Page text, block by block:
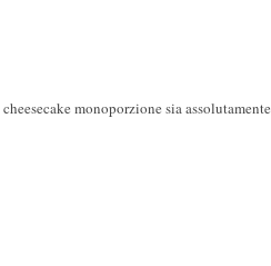
monoporzione sia assolutamente